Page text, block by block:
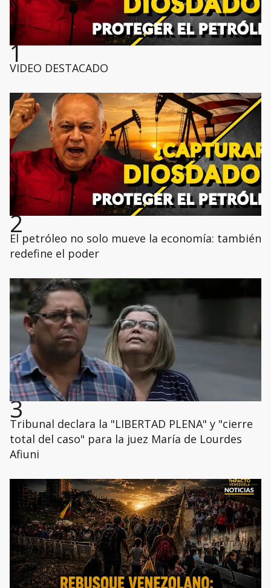
1
VIDEO DESTACADO
2
El petróleo no solo mueve la economía: también
redefine el poder
3
Tribunal declara la "LIBERTAD PLENA" y "cierre
total del caso" para la juez María de Lourdes
Afiuni